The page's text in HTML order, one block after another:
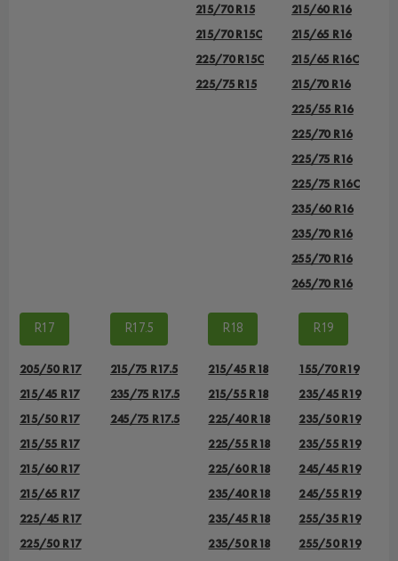
215/70 R15
215/70 R15C
225/70 R15C
225/75 R15
215/60 R16
215/65 R16
215/65 R16C
215/70 R16
225/55 R16
225/70 R16
225/75 R16
225/75 R16C
235/60 R16
235/70 R16
255/70 R16
265/70 R16
R17
205/50 R17
215/45 R17
215/50 R17
215/55 R17
215/60 R17
215/65 R17
225/45 R17
225/50 R17
R17.5
215/75 R17.5
235/75 R17.5
245/75 R17.5
R18
215/45 R18
215/55 R18
225/40 R18
225/55 R18
225/60 R18
235/40 R18
235/45 R18
235/50 R18
R19
155/70 R19
235/45 R19
235/50 R19
235/55 R19
245/45 R19
245/55 R19
255/35 R19
255/50 R19